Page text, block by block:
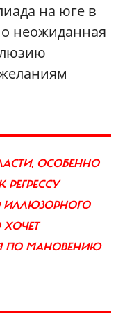
на юге в
неожиданная
ОСОБЕННО
РЕГРЕССУ
ХОЧЕТ
ПО МАНОВЕНИЮ